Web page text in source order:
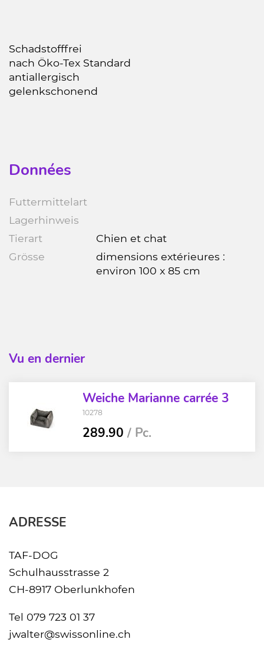
Schadstofffrei
nach Öko-Tex Standard
antiallergisch
gelenkschonend
Données
Futtermittelart
Lagerhinweis
Tierart
Chien et chat
Grösse
dimensions extérieures :
environ 100 x 85 cm
Vu en dernier
Weiche Marianne carrée 3
10278
289.90 / Pc.
ADRESSE
TAF-DOG
Schulhausstrasse 2
CH-8917 Oberlunkhofen
Tel 079 723 01 37
jwalter@swissonline.ch